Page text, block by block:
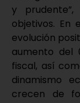
y
objetivos. En
evolución
aumento del
fiscal, así
dinamismo
crecen de